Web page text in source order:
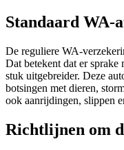
Standaard WA-
De reguliere WA-
Dat betekent dat er sprake
stuk uitgebreider. Deze
botsingen met dieren,
ook aanrijdingen, slippen
Richtlijnen om